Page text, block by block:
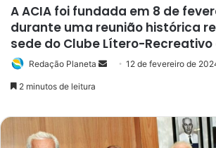
A ACIA foi fundada em 8 de
durante uma reunião histórica
sede do Clube Lítero-Recreativo
Redação Planeta
Mande
mail
12 de fevereiro de
2 minutos de leitura